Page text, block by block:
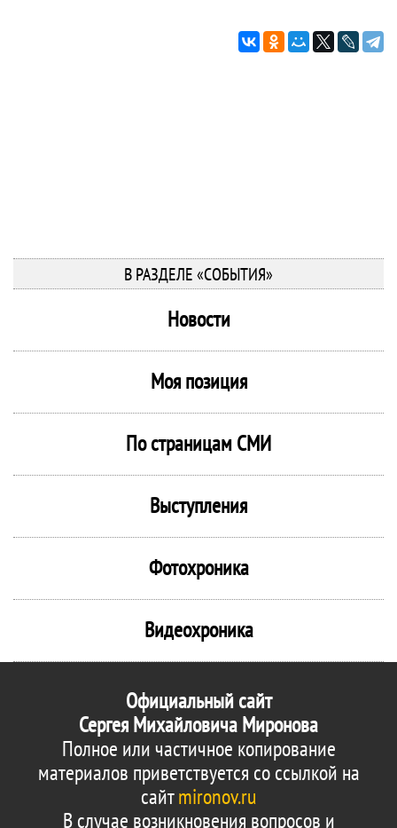
В РАЗДЕЛЕ «СОБЫТИЯ»
Новости
Моя позиция
По страницам СМИ
Выступления
Фотохроника
Видеохроника
Официальный сайт
Сергея Михайловича Миронова
Полное или частичное копирование
материалов приветствуется со ссылкой на
сайтmironov.ru
В случае возникновения вопросов и